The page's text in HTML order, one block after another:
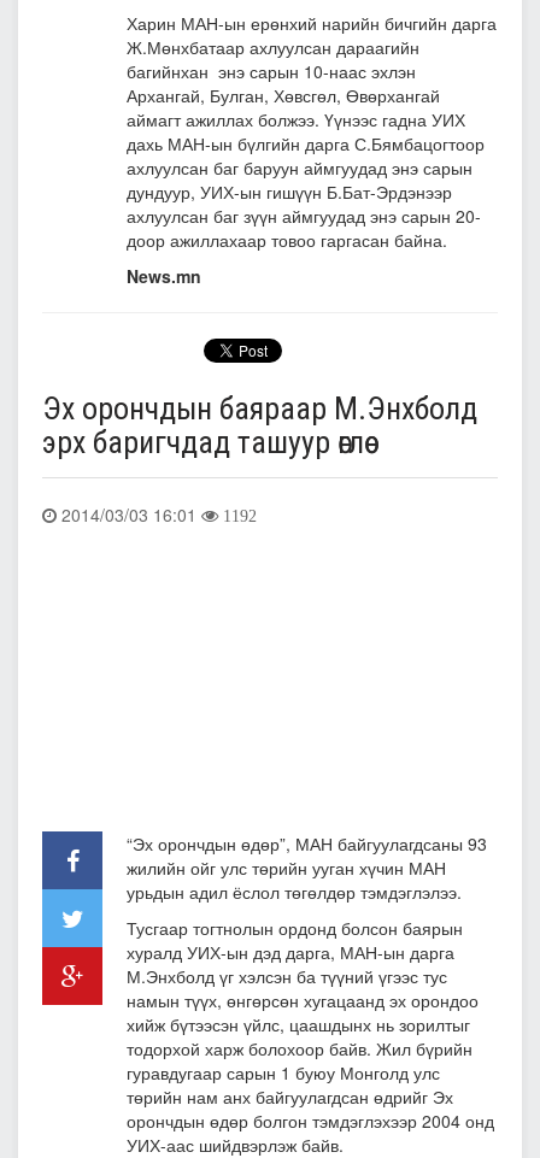
Харин МАН-ын ерөнхий нарийн бичгийн дарга
Ж.Мөнхбатаар ахлуулсан дараагийн
багийнхан энэ сарын 10-наас эхлэн
Архангай, Булган, Хөвсгөл, Өвөрхангай
аймагт ажиллах болжээ. Үүнээс гадна УИХ
дахь МАН-ын бүлгийн дарга С.Бямбацогтоор
ахлуулсан баг баруун аймгуудад энэ сарын
дундуур, УИХ-ын гишүүн Б.Бат-Эрдэнээр
ахлуулсан баг зүүн аймгуудад энэ сарын 20-
доор ажиллахаар товоо гаргасан байна.
News.mn
Эх орончдын баяраар М.Энхболд
эрх баригчдад ташуур өглөө
2014/03/03 16:01 1192
“Эх орончдын өдөр”, МАН байгуулагдсаны 93
жилийн ойг улс төрийн ууган хүчин МАН
урьдын адил ёслол төгөлдөр тэмдэглэлээ.
Тусгаар тогтнолын ордонд болсон баярын
хуралд УИХ-ын дэд дарга, МАН-ын дарга
М.Энхболд үг хэлсэн ба түүний үгээс тус
намын түүх, өнгөрсөн хугацаанд эх орондоо
хийж бүтээсэн үйлс, цаашдынх нь зорилтыг
тодорхой харж болохоор байв. Жил бүрийн
гуравдугаар сарын 1 буюу Монголд улс
төрийн нам анх байгуулагдсан өдрийг Эх
орончдын өдөр болгон тэмдэглэхээр 2004 онд
УИХ-аас шийдвэрлэж байв.